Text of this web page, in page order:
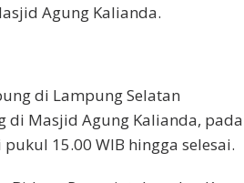
Agung Kalianda.
di Lampung Selatan
di Masjid Agung Kalianda, pada
15.00 WIB hingga selesai.